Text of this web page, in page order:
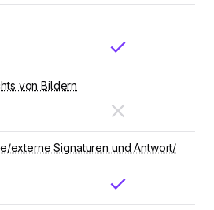
von Bildern
externe Signaturen und Antwort/